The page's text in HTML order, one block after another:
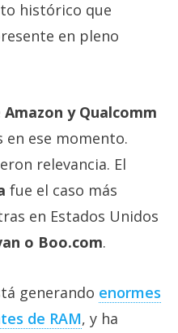
histórico que
en pleno
Amazon y Qualcomm
en ese momento.
relevancia. El
fue el caso más
en Estados Unidos
o Boo.com.
generando enormes
de RAM‎, y ha